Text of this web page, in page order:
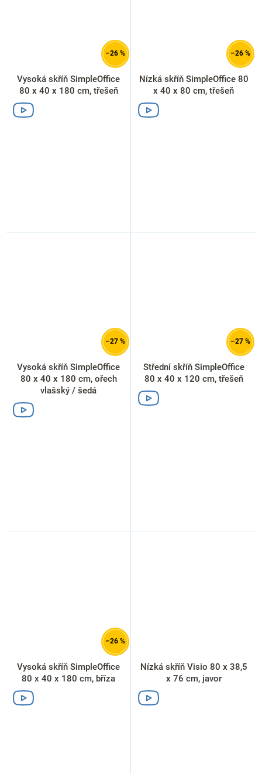
–26 %
Vysoká skříň SimpleOffice
80 x 40 x 180 cm, třešeň
–26 %
Nízká skříň SimpleOffice 80
x 40 x 80 cm, třešeň
–27 %
Vysoká skříň SimpleOffice
80 x 40 x 180 cm, ořech
vlašský / šedá
–27 %
Střední skříň SimpleOffice
80 x 40 x 120 cm, třešeň
–26 %
Vysoká skříň SimpleOffice
80 x 40 x 180 cm, bříza
Nízká skříň Visio 80 x 38,5
x 76 cm, javor